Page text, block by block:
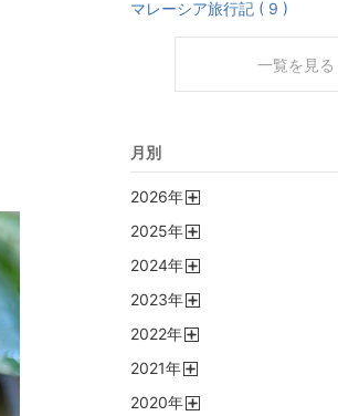
マレーシア旅行記 ( 9 )
一覧を見る
月別
2026年
2025年
2024年
2023年
2022年
2021年
2020年